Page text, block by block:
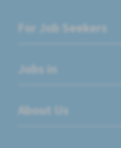
For Job Seekers
Jobs in
About Us